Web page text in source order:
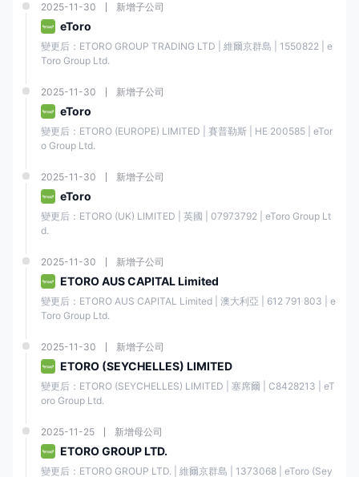
2025-11-30 新增子公司
eToro
變更后：ETORO GROUP TRADING LTD | 維爾京群島 | 1550822 | e
Toro Group Ltd.
2025-11-30 新增子公司
eToro
變更后：ETORO (EUROPE) LIMITED | 賽普勒斯 | ΗΕ 200585 | eTor
o Group Ltd.
2025-11-30 新增子公司
eToro
變更后：ETORO (UK) LIMITED | 英國 | 07973792 | eToro Group Lt
d.
2025-11-30 新增子公司
ETORO AUS CAPITAL Limited
變更后：ETORO AUS CAPITAL Limited | 澳大利亞 | 612 791 803 | e
Toro Group Ltd.
2025-11-30 新增子公司
ETORO (SEYCHELLES) LIMITED
變更后：ETORO (SEYCHELLES) LIMITED | 塞席爾 | C8428213 | eT
oro Group Ltd.
2025-11-25 新增母公司
ETORO GROUP LTD.
變更后：ETORO GROUP LTD. | 維爾京群島 | 1373068 | eToro (Sey